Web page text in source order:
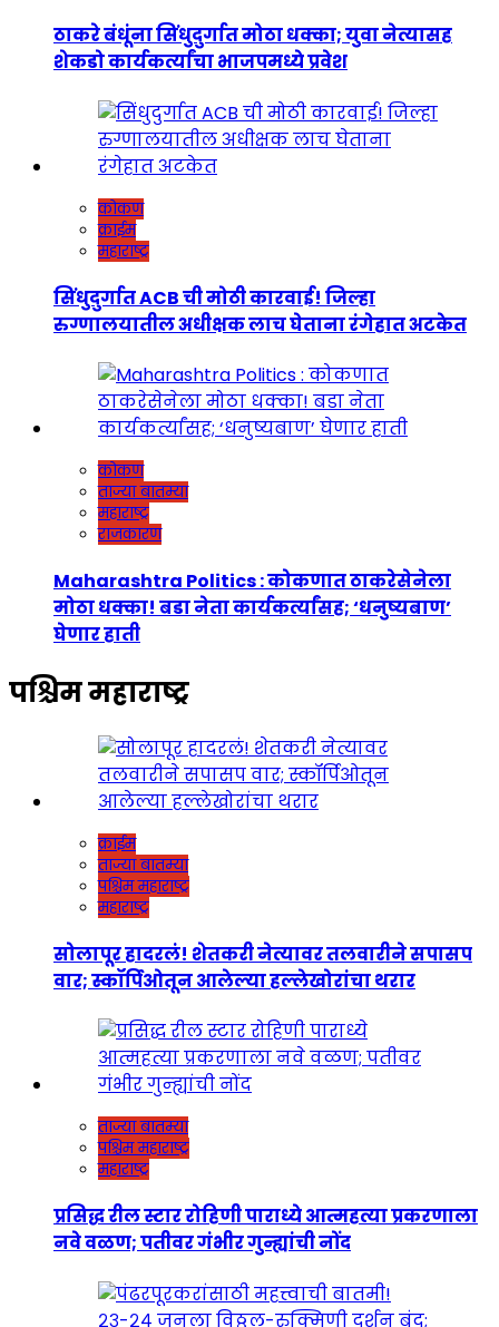
ठाकरे बंधूंना सिंधुदुर्गात मोठा धक्का; युवा नेत्यासह
शेकडो कार्यकर्त्यांचा भाजपमध्ये प्रवेश
कोकण
क्राईम
महाराष्ट्र
सिंधुदुर्गात ACB ची मोठी कारवाई! जिल्हा
रुग्णालयातील अधीक्षक लाच घेताना रंगेहात अटकेत
कोकण
ताज्या बातम्या
महाराष्ट्र
राजकारण
Maharashtra Politics : कोकणात ठाकरेसेनेला
मोठा धक्का! बडा नेता कार्यकर्त्यांसह; ‘धनुष्यबाण’
घेणार हाती
पश्चिम महाराष्ट्र
क्राईम
ताज्या बातम्या
पश्चिम महाराष्ट्र
महाराष्ट्र
सोलापूर हादरलं! शेतकरी नेत्यावर तलवारीने सपासप
वार; स्कॉर्पिओतून आलेल्या हल्लेखोरांचा थरार
ताज्या बातम्या
पश्चिम महाराष्ट्र
महाराष्ट्र
प्रसिद्ध रील स्टार रोहिणी पाराध्ये आत्महत्या प्रकरणाला
नवे वळण; पतीवर गंभीर गुन्ह्यांची नोंद